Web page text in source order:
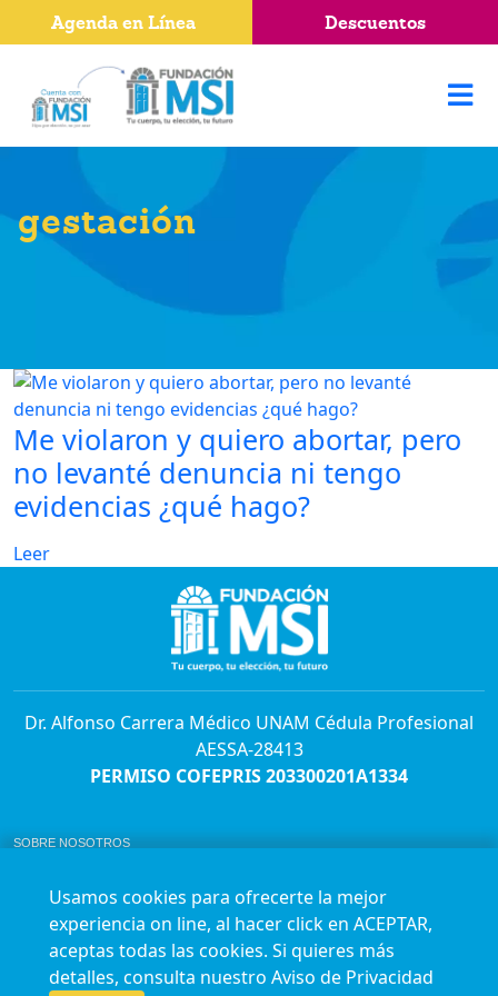
gestación
Me violaron y quiero abortar, pero
no levanté denuncia ni tengo
evidencias ¿qué hago?
Leer
Dr. Alfonso Carrera Médico UNAM Cédula Profesional
AESSA-28413
PERMISO COFEPRIS 203300201A1334
SOBRE NOSOTROS
AVISO DE PRIVACIDAD
Horario de atención para citas e informes:
Lunes a sábado de 7:00am a 9:00pm
Agenda en línea
24/7 aquí
Agenda en Línea Descuentos
Usamos cookies para ofrecerte la mejor
experiencia on line, al hacer click en ACEPTAR,
aceptas todas las cookies. Si quieres más
detalles, consulta nuestro Aviso de Privacidad